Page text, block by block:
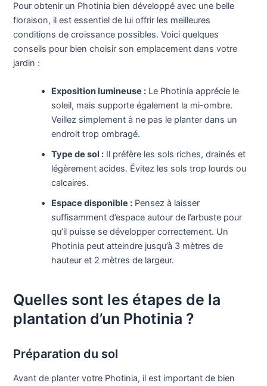
Pour obtenir un Photinia bien développé avec une belle
floraison, il est essentiel de lui offrir les meilleures
conditions de croissance possibles. Voici quelques
conseils pour bien choisir son emplacement dans votre
jardin :
Exposition lumineuse : Le Photinia apprécie le
soleil, mais supporte également la mi-ombre.
Veillez simplement à ne pas le planter dans un
endroit trop ombragé.
Type de sol : Il préfère les sols riches, drainés et
légèrement acides. Évitez les sols trop lourds ou
calcaires.
Espace disponible : Pensez à laisser
suffisamment d’espace autour de l’arbuste pour
qu’il puisse se développer correctement. Un
Photinia peut atteindre jusqu’à 3 mètres de
hauteur et 2 mètres de largeur.
Quelles sont les étapes de la
plantation d’un Photinia ?
Préparation du sol
Avant de planter votre Photinia, il est important de bien